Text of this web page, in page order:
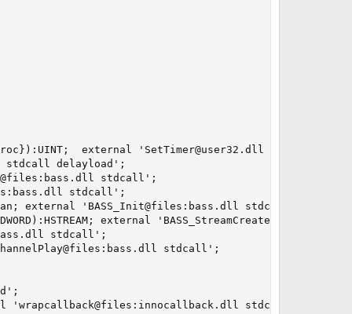
external 'SetTimer@user32.dll stdcall
stdcall delayload';
stdcall';
stdcall';
external 'BASS_Init@files:bass.dll stdcall
external
stdcall';
stdcall';
'wrapcallback@files:innocallback.dll stdcall';